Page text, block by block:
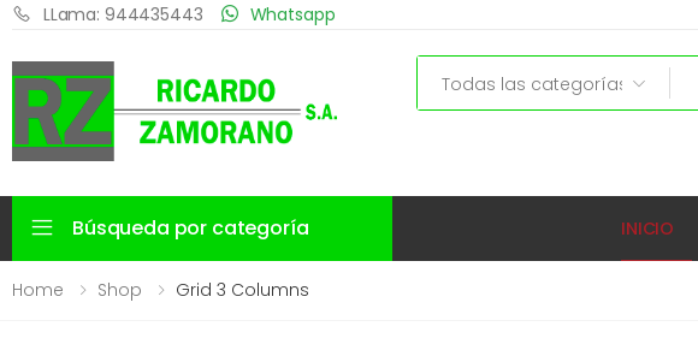
LLama: 944435443 Whatsapp
Search
Búsqueda por categoría INICIO
Home Shop Grid 3 Columns